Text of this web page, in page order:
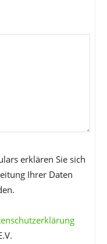
erklären Sie sich
Ihrer Daten